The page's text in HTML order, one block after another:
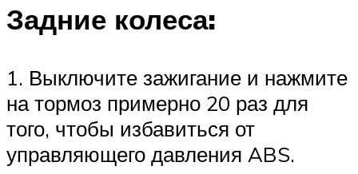
Задние колеса:
1. Выключите зажигание и нажмите
на тормоз примерно 20 раз для
того, чтобы избавиться от
управляющего давления ABS.